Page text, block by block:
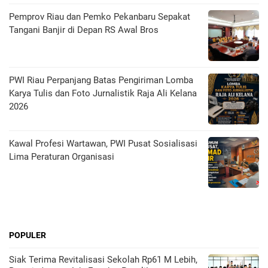
Pemprov Riau dan Pemko Pekanbaru Sepakat
Tangani Banjir di Depan RS Awal Bros
PWI Riau Perpanjang Batas Pengiriman Lomba
Karya Tulis dan Foto Jurnalistik Raja Ali Kelana
2026
Kawal Profesi Wartawan, PWI Pusat Sosialisasi
Lima Peraturan Organisasi
POPULER
Siak Terima Revitalisasi Sekolah Rp61 M Lebih,